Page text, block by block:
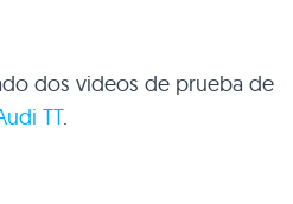
dos videos de prueba de
TT.